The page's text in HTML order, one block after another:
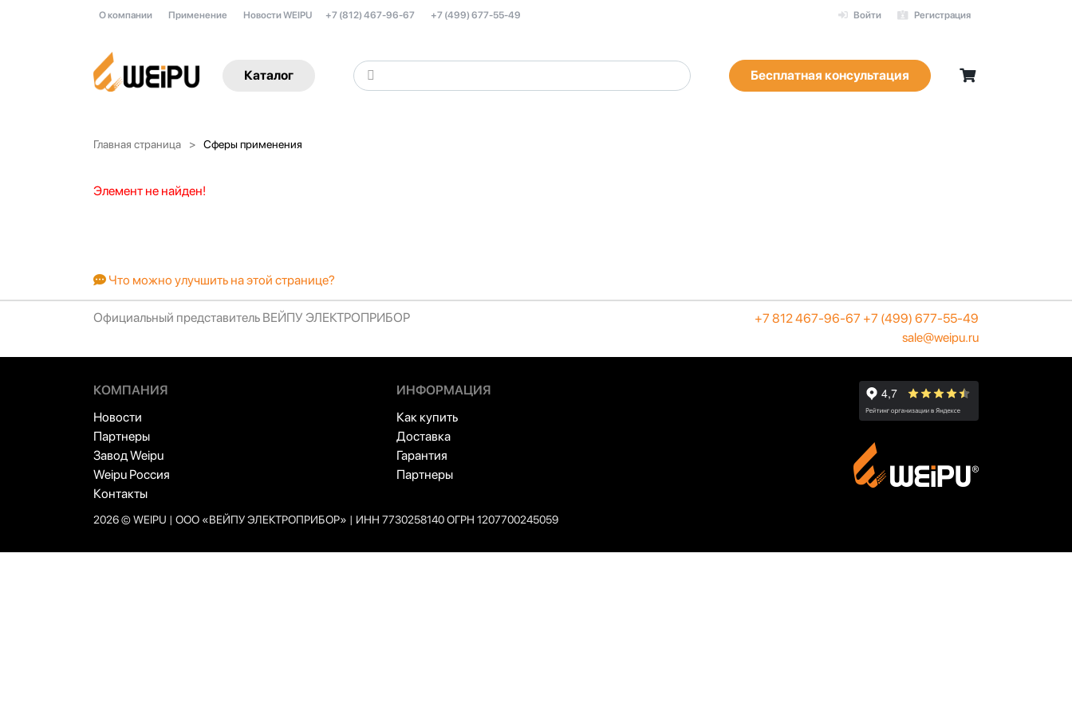
Войти Регистрация
О компании Применение Новости WEIPU +7 (812) 467-96-67 +7 (499) 677-55-49
Каталог Бесплатная консультация
Главная страница Сферы применения
Элемент не найден!
Что можно улучшить на этой странице?
Официальный представитель ВЕЙПУ ЭЛЕКТРОПРИБОР +7 812 467-96-67 +7 (499) 677-55-49
sale@weipu.ru
КОМПАНИЯ
Новости
Партнеры
Завод Weipu
Weipu Россия
Контакты
ИНФОРМАЦИЯ
Как купить
Доставка
Гарантия
Партнеры
2026 © WEIPU | ООО «ВЕЙПУ ЭЛЕКТРОПРИБОР» | ИНН 7730258140 ОГРН 1207700245059